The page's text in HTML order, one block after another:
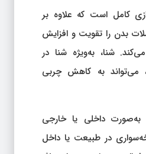
کامل است که علاوه بر
بدن را تقویت و افزایش
شنا، به‌ویژه شنا در
می‌تواند به کاهش چربی
به‌صورت داخلی یا خارجی
در طبیعت یا داخل